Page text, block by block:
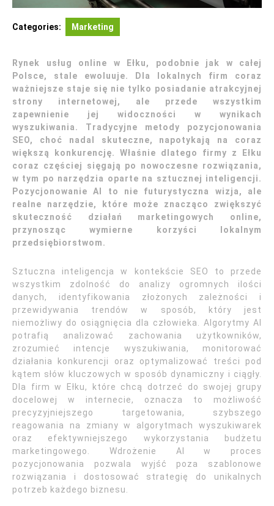
Categories: Marketing
Rynek usług online w Ełku, podobnie jak w całej
Polsce, stale ewoluuje. Dla lokalnych firm coraz
ważniejsze staje się nie tylko posiadanie atrakcyjnej
strony internetowej, ale przede wszystkim
zapewnienie jej widoczności w wynikach
wyszukiwania. Tradycyjne metody pozycjonowania
SEO, choć nadal skuteczne, napotykają na coraz
większą konkurencję. Właśnie dlatego firmy z Ełku
coraz częściej sięgają po nowoczesne rozwiązania,
w tym po narzędzia oparte na sztucznej inteligencji.
Pozycjonowanie AI to nie futurystyczna wizja, ale
realne narzędzie, które może znacząco zwiększyć
skuteczność działań marketingowych online,
przynosząc wymierne korzyści lokalnym
przedsiębiorstwom.
Sztuczna inteligencja w kontekście SEO to przede
wszystkim zdolność do analizy ogromnych ilości
danych, identyfikowania złożonych zależności i
przewidywania trendów w sposób, który jest
niemożliwy do osiągnięcia dla człowieka. Algorytmy AI
potrafią analizować zachowania użytkowników,
zrozumieć intencje wyszukiwania, monitorować
działania konkurencji oraz optymalizować treści pod
kątem słów kluczowych w sposób dynamiczny i ciągły.
Dla firm w Ełku, które chcą dotrzeć do swojej grupy
docelowej w internecie, oznacza to możliwość
precyzyjniejszego targetowania, szybszego
reagowania na zmiany w algorytmach wyszukiwarek
oraz efektywniejszego wykorzystania budżetu
marketingowego. Wdrożenie AI w proces
pozycjonowania pozwala wyjść poza szablonowe
rozwiązania i dostosować strategię do unikalnych
potrzeb każdego biznesu.